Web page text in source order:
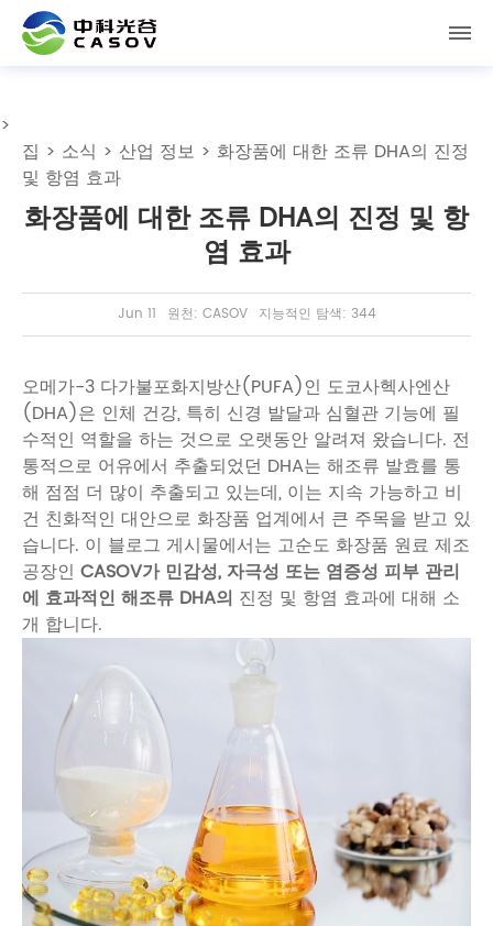
>
집 > 소식 > 산업 정보 > 화장품에 대한 조류 DHA의 진정
및 항염 효과
화장품에 대한 조류 DHA의 진정 및 항
염 효과
Jun 11 원천: CASOV 지능적인 탐색: 344
오메가-3 다가불포화지방산(PUFA)인 도코사헥사엔산
(DHA)은 인체 건강, 특히 신경 발달과 심혈관 기능에 필
수적인 역할을 하는 것으로 오랫동안 알려져 왔습니다. 전
통적으로 어유에서 추출되었던 DHA는 해조류 발효를 통
해 점점 더 많이 추출되고 있는데, 이는 지속 가능하고 비
건 친화적인 대안으로 화장품 업계에서 큰 주목을 받고 있
습니다. 이 블로그 게시물에서는 고순도 화장품 원료 제조
공장인 CASOV가 민감성, 자극성 또는 염증성 피부 관리
에 효과적인 해조류 DHA의 진정 및 항염 효과에 대해 소
개 합니다.